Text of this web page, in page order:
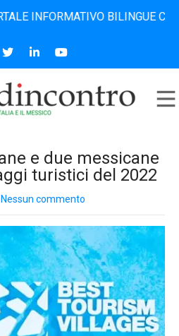
BILINGUE CHE
e due messicane
turistici del 2022
Nessun commento